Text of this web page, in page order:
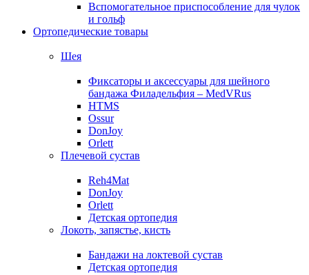
Вспомогательное приспособление для чулок
и гольф
Ортопедические товары
Шея
Фиксаторы и аксессуары для шейного
бандажа Филадельфия – MedVRus
HTMS
Ossur
DonJoy
Orlett
Плечевой сустав
Reh4Mat
DonJoy
Orlett
Детская ортопедия
Локоть, запястье, кисть
Бандажи на локтевой сустав
Детская ортопедия